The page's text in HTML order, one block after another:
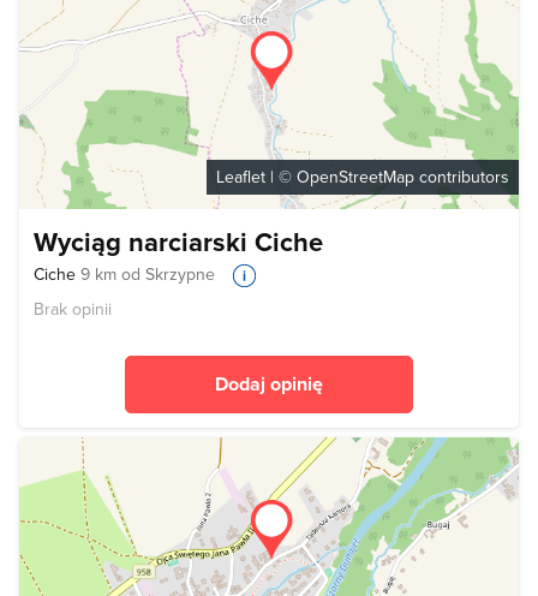
Leaflet | © OpenStreetMap contributors
Wyciąg narciarski Ciche
Ciche 9 km od Skrzypne
Brak opinii
Dodaj opinię